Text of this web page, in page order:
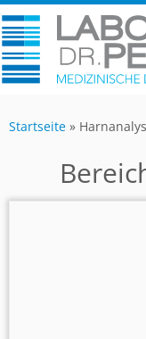
Startseite »